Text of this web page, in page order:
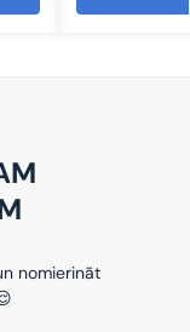
nomierināt